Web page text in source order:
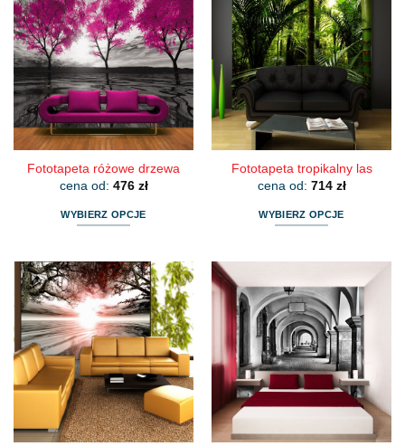
Fototapeta różowe drzewa
cena od: 476 zł
WYBIERZ OPCJE
ma
wiele
wariantów.
Opcje
można
wybrać
na
stronie
produktu
Fototapeta tropikalny las
cena od: 714 zł
WYBIERZ OPCJE
wiele
wariantów.
Opcje
można
wybrać
na
stronie